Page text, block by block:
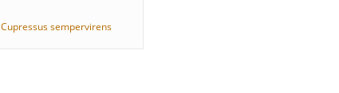
Cupressus sempervirens